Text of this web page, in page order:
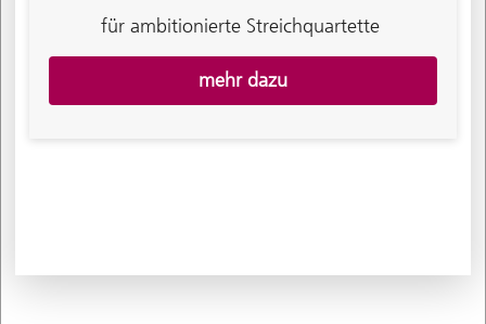
für ambitionierte Streichquartette
mehr dazu